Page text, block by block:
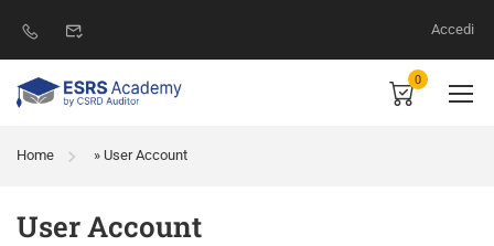
Accedi
0
Home » User Account
User Account